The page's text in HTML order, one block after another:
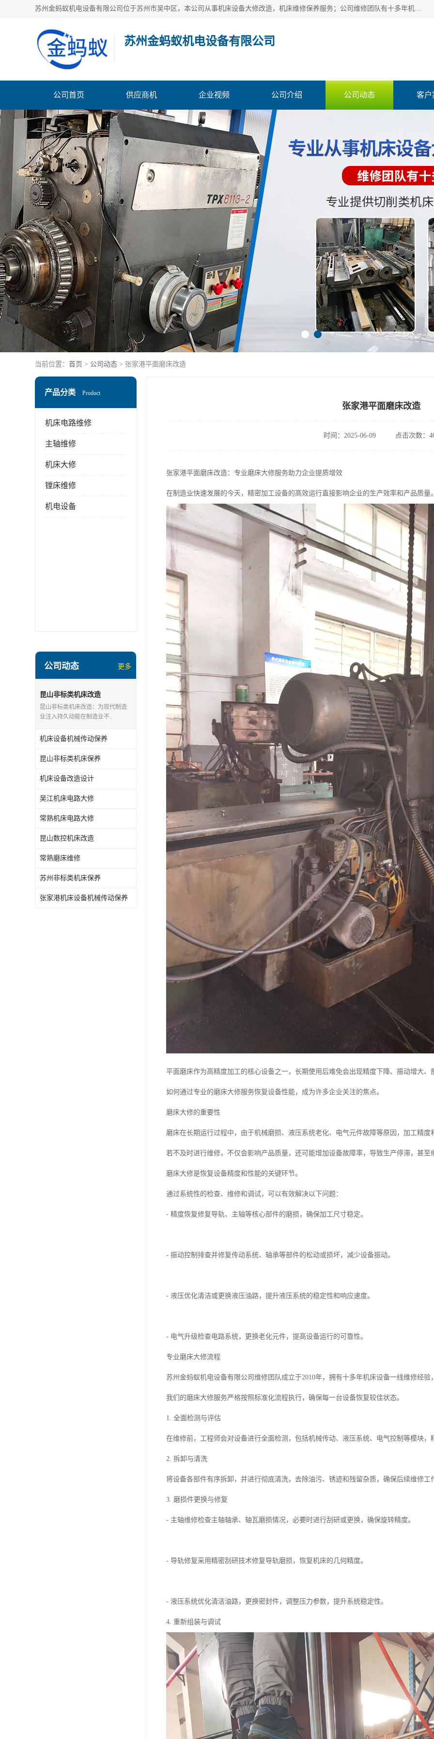
苏州金蚂蚁机电设备有限公司位于苏州市吴中区，本公司从事机床设备大修改造，机床维修保养服务；公司维修团队有十多年机床设备维修维护经验，提供切削类机床设备大修，机床维修，机床保养服务；提供加工大修，数控车床大修，磨床大修，摇臂钻床大修服务；提供国产和进口CNC维修，平面磨床维修，镗床维修，摇臂钻床维修，内外圆磨床维修，数控车床维修，非标类机床设备维修改造。
苏州金蚂蚁机电设备有限公司
公司首页 供应商机 企业视频 公司介绍 公司动态 客户
当前位置： 首页 > 公司动态 > 张家港平面磨床改造
产品分类 Product
机床电路维修
主轴维修
机床大修
镗床维修
机电设备
公司动态 更多
昆山非标类机床改造
昆山非标类机床改造：为现代制造
业注入持久动能在制造业不..
机床设备机械传动保养
昆山非标类机床保养
机床设备改造设计
吴江机床电路大修
常熟机床电路大修
昆山数控机床改造
常熟磨床维修
苏州非标类机床保养
张家港机床设备机械传动保养
张家港平面磨床改造
时间：2025-06-09 点击次数：
张家港平面磨床改造：专业磨床大修服务助力企业提质增效
在制造业快速发展的今天，精密加工设备的高效运行直接影响企业的生产效率和产品质量
平面磨床作为高精度加工的核心设备之一，长期使用后难免会出现精度下降、振动增大、
如何通过专业的磨床大修服务恢复设备性能，成为许多企业关注的焦点。
磨床大修的重要性
磨床在长期运行过程中，由于机械磨损、液压系统老化、电气元件故障等原因，加工精度
若不及时进行维修，不仅会影响产品质量，还可能增加设备故障率，导致生产停滞，甚至
磨床大修是恢复设备精度和性能的关键环节。
通过系统性的检查、维修和调试，可以有效解决以下问题：
- 精度恢复修复导轨、主轴等核心部件的磨损，确保加工尺寸稳定。
- 振动控制排查并修复传动系统、轴承等部件的松动或损坏，减少设备振动。
- 液压优化清洁或更换液压油路，提升液压系统的稳定性和响应速度。
- 电气升级检查电路系统，更换老化元件，提高设备运行的可靠性。
专业磨床大修流程
苏州金蚂蚁机电设备有限公司维修团队成立于2010年，拥有十多年机床设备一线维修经
我们的磨床大修服务严格按照标准化流程执行，确保每一台设备恢复较佳状态。
1. 全面检测与评估
在维修前，工程师会对设备进行全面检测，包括机械传动、液压系统、电气控制等模块
2. 拆卸与清洗
将设备各部件有序拆卸，并进行彻底清洗，去除油污、锈迹和残留杂质，确保后续维修工
3. 磨损件更换与修复
- 主轴维修检查主轴轴承、轴瓦磨损情况，必要时进行刮研或更换，确保旋转精度。
- 导轨修复采用精密刮研技术修复导轨磨损，恢复机床的几何精度。
- 液压系统优化清洁油路，更换密封件，调整压力参数，提升系统稳定性。
4. 重新组装与调试